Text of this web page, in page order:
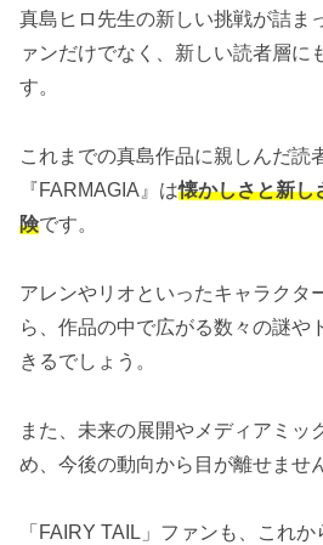
真島ヒロ先生の新しい挑戦が詰ま
ァンだけでなく、新しい読者層に
す。
これまでの真島作品に親しんだ読
『FARMAGIA』は懐かしさと新し
険です。
アレンやリオといったキャラクタ
ら、作品の中で広がる数々の謎や
きるでしょう。
また、未来の展開やメディアミッ
め、今後の動向から目が離せませ
「FAIRY TAIL」ファンも、これ